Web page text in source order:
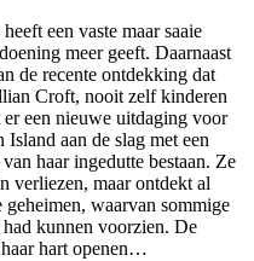
een vaste maar saaie
meer geeft. Daarnaast
de recente ontdekking dat
Croft, nooit zelf kinderen
een nieuwe uitdaging voor
aan de slag met een
haar ingedutte bestaan. Ze
verliezen, maar ontdekt al
waarvan sommige
kunnen voorzien. De
hart openen…